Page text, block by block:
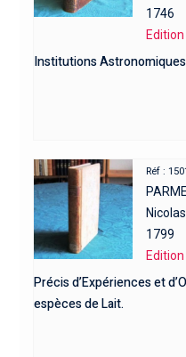
1746
Institutions
Réf :
Nicolas
1799
Précis d’Expériences et
espèces de Lait.